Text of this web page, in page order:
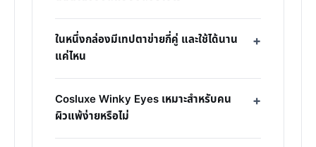
ในหนึ่งกล่องมีเทปตาข่ายกี่คู่ และใช้ได้นาน
แค่ไหน
Cosluxe Winky Eyes เหมาะสำหรับคน
ผิวแพ้ง่ายหรือไม่